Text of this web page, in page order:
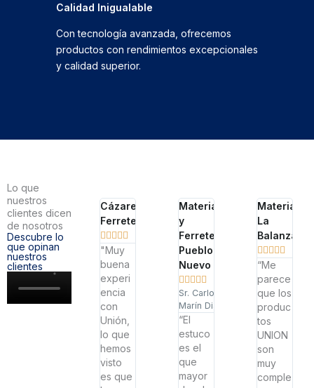
Calidad Inigualable
Con tecnología avanzada, ofrecemos
productos con rendimientos excepcionales
y calidad superior.
Lo que
nuestros
clientes dicen
de nosotros
Descubre lo
que opinan
nuestros
clientes
Cázares
Ferretera

"Muy
buena
experi
encia
con
Unión,
lo que
hemos
visto
es que
Materiales
y
Ferretería
Pueblo
Nuevo

Sr. Carlos
Marín Diaz.
“El
estuco
es el
que
mayor
Materiales
La
Balanza

“Me
parece
que los
produc
tos
UNION
son
muy
comple